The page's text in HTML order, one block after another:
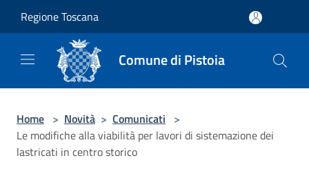
Regione Toscana
Comune di Pistoia
Home > Novità > Comunicati >
Le modifiche alla viabilità per lavori di sistemazione dei
lastricati in centro storico